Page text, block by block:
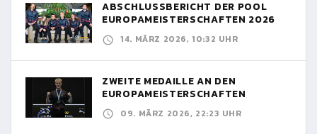
ABSCHLUSSBERICHT DER POOL
EUROPAMEISTERSCHAFTEN 2026
14. MÄRZ 2026, 10:32 UHR
ZWEITE MEDAILLE AN DEN
EUROPAMEISTERSCHAFTEN
09. MÄRZ 2026, 22:23 UHR